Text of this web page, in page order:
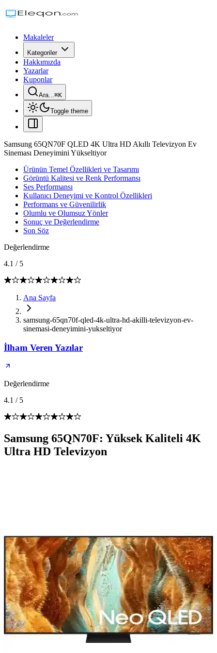
Makaleler
Kategoriler
Hakkımızda
Yazarlar
Kuponlar
Ara...⌘K
Toggle theme
Samsung 65QN70F QLED 4K Ultra HD Akıllı Televizyon Ev
Sineması Deneyimini Yükseltiyor
Ürünün Temel Özellikleri ve Tasarımı
Görüntü Kalitesi ve Renk Performansı
Ses Performansı
Kullanıcı Deneyimi ve Kontrol Özellikleri
Performans ve Güvenilirlik
Olumlu ve Olumsuz Yönler
Sonuç ve Değerlendirme
Son Söz
Değerlendirme
4.1 / 5
Ana Sayfa
samsung-65qn70f-qled-4k-ultra-hd-akilli-televizyon-ev-
sinemasi-deneyimini-yukseltiyor
İlham Veren Yazılar
Değerlendirme
4.1 / 5
Samsung 65QN70F: Yüksek Kaliteli 4K
Ultra HD Televizyon